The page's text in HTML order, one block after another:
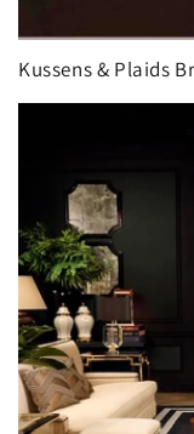
Kussens & Plaids